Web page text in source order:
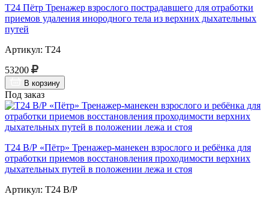
Т24 Пётр Тренажер взрослого пострадавшего для отработки
приемов удаления инородного тела из верхних дыхательных
путей
Артикул: Т24
53200
В корзину
Под заказ
Т24 В/Р «Пётр» Тренажер-манекен взрослого и ребёнка для
отработки приемов восстановления проходимости верхних
дыхательных путей в положении лежа и стоя
Артикул: Т24 В/Р